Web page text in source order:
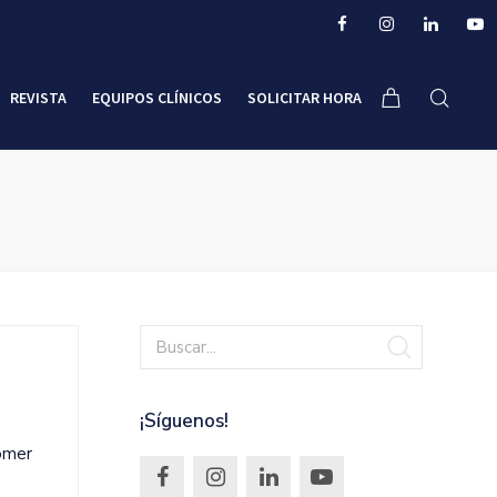
REVISTA EQUIPOS CLÍNICOS SOLICITAR HORA
¡Síguenos!